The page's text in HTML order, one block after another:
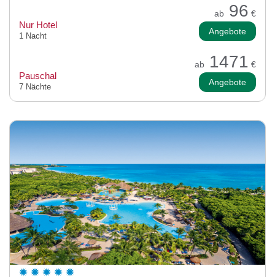
ab 96 €
Nur Hotel
1 Nacht Angebote
ab 1471 €
Pauschal
7 Nächte Angebote